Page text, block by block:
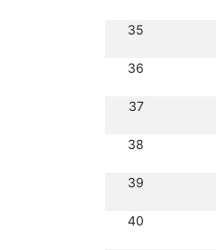
35
36
37
38
39
40